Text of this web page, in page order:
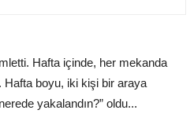
Hafta içinde, her mekanda
boyu, iki kişi bir araya
yakalandın?” oldu...